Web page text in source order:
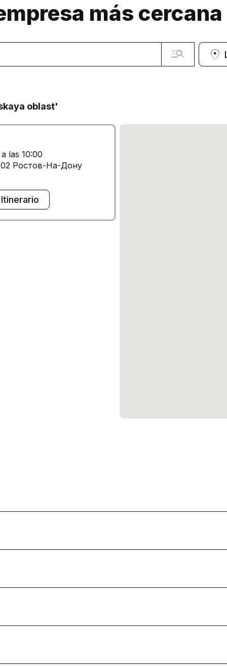
más cercana
oblast'
las 10:00
Ростов-На-Дону
Itinerario
Al Madinah Province
Al
Northern Borders Province